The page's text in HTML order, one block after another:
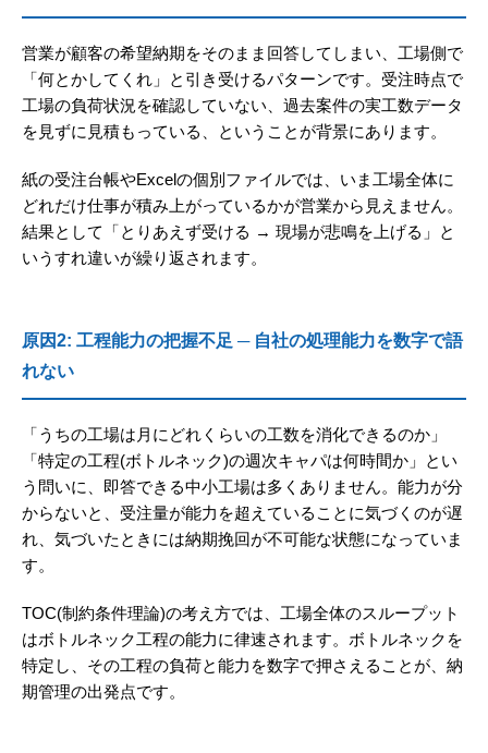
営業が顧客の希望納期をそのまま回答してしまい、工場側で
「何とかしてくれ」と引き受けるパターンです。受注時点で
工場の負荷状況を確認していない、過去案件の実工数データ
を見ずに見積もっている、ということが背景にあります。
紙の受注台帳やExcelの個別ファイルでは、いま工場全体に
どれだけ仕事が積み上がっているかが営業から見えません。
結果として「とりあえず受ける → 現場が悲鳴を上げる」と
いうすれ違いが繰り返されます。
原因2: 工程能力の把握不足 ─ 自社の処理能力を数字で語
れない
「うちの工場は月にどれくらいの工数を消化できるのか」
「特定の工程(ボトルネック)の週次キャパは何時間か」とい
う問いに、即答できる中小工場は多くありません。能力が分
からないと、受注量が能力を超えていることに気づくのが遅
れ、気づいたときには納期挽回が不可能な状態になっていま
す。
TOC(制約条件理論)の考え方では、工場全体のスループット
はボトルネック工程の能力に律速されます。ボトルネックを
特定し、その工程の負荷と能力を数字で押さえることが、納
期管理の出発点です。